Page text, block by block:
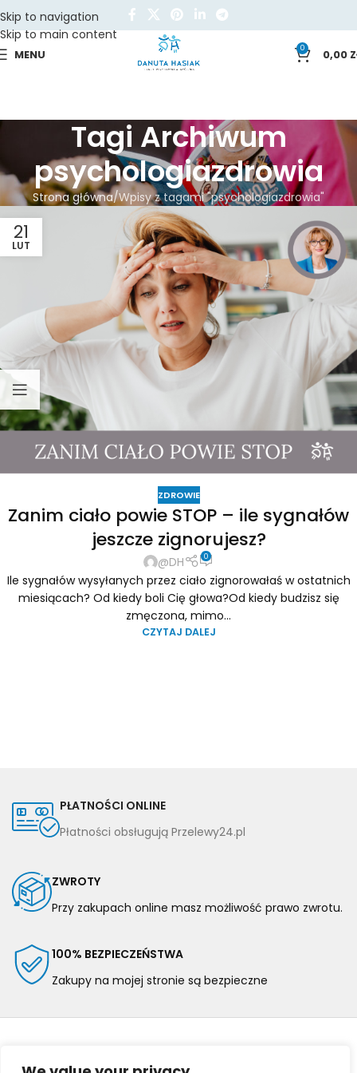
Skip to navigation
Skip to main content
MENU 0 0,00
Tagi Archiwum
psychologiazdrowia
Strona główna Wpisy z tagami "psychologiazdrowia"
21
LUT
ZDROWIE
Zanim ciało powie STOP – ile sygnałów
jeszcze zignorujesz?
@DH 0
Ile sygnałów wysyłanych przez ciało zignorowałaś w ostatnich
miesiącach? Od kiedy boli Cię głowa?Od kiedy budzisz się
zmęczona, mimo...
CZYTAJ DALEJ
PŁATNOŚCI ONLINE
Płatności obsługują Przelewy24.pl
ZWROTY
Przy zakupach online masz możliwość prawo zwrotu.
100% BEZPIECZEŃSTWA
Zakupy na mojej stronie są bezpieczne